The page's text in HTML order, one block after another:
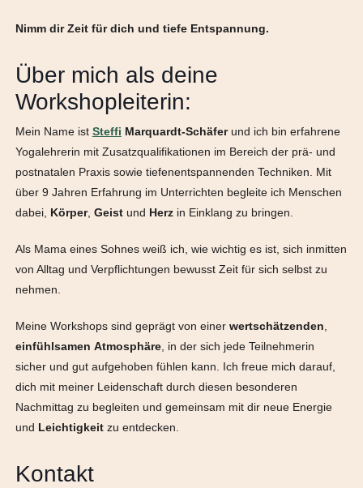
Nimm dir Zeit für dich und tiefe Entspannung.
Über mich als deine
Workshopleiterin:
Mein Name ist Steffi Marquardt-Schäferund ich bin erfahrene
Yogalehrerin mit Zusatzqualifikationen im Bereich der prä- und
postnatalen Praxis sowie tiefenentspannenden Techniken. Mit
über 9 Jahren Erfahrung im Unterrichten begleite ich Menschen
dabei, Körper, Geistund Herzin Einklang zu bringen.
Als Mama eines Sohnes weiß ich, wie wichtig es ist, sich inmitten
von Alltag und Verpflichtungen bewusst Zeit für sich selbst zu
nehmen.
Meine Workshops sind geprägt von einer wertschätzenden,
einfühlsamen Atmosphäre, in der sich jede Teilnehmerin
sicher und gut aufgehoben fühlen kann. Ich freue mich darauf,
dich mit meiner Leidenschaft durch diesen besonderen
Nachmittag zu begleiten und gemeinsam mit dir neue Energie
und Leichtigkeitzu entdecken.
Kontakt